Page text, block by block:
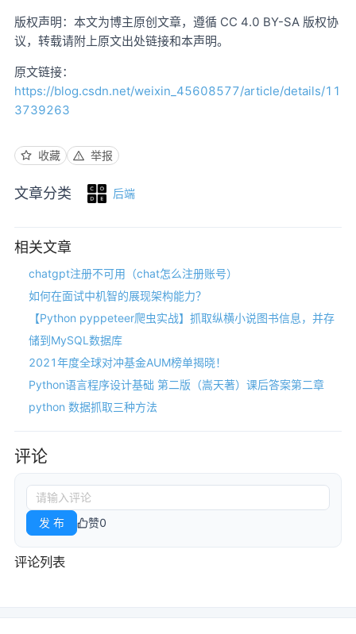
版权声明：本文为博主原创文章，遵循 CC 4.0 BY-SA 版权协
议，转载请附上原文出处链接和本声明。
原文链接：
https://blog.csdn.net/weixin_45608577/article/details/11
3739263
收藏 举报
文章分类 后端
相关文章
chatgpt注册不可用（chat怎么注册账号）
如何在面试中机智的展现架构能力？
【Python pyppeteer爬虫实战】抓取纵横小说图书信息，并存
储到MySQL数据库
2021年度全球对冲基金AUM榜单揭晓！
Python语言程序设计基础 第二版（嵩天著）课后答案第二章
python 数据抓取三种方法
评论
发 布 赞0
评论列表